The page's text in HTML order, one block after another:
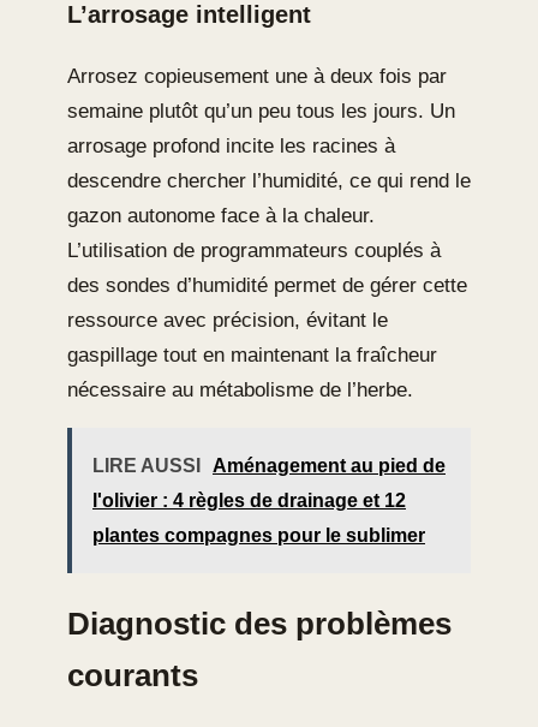
L’arrosage intelligent
Arrosez copieusement une à deux fois par
semaine plutôt qu’un peu tous les jours. Un
arrosage profond incite les racines à
descendre chercher l’humidité, ce qui rend le
gazon autonome face à la chaleur.
L’utilisation de programmateurs couplés à
des sondes d’humidité permet de gérer cette
ressource avec précision, évitant le
gaspillage tout en maintenant la fraîcheur
nécessaire au métabolisme de l’herbe.
LIRE AUSSI
Aménagement au pied de
l'olivier : 4 règles de drainage et 12
plantes compagnes pour le sublimer
Diagnostic des problèmes
courants